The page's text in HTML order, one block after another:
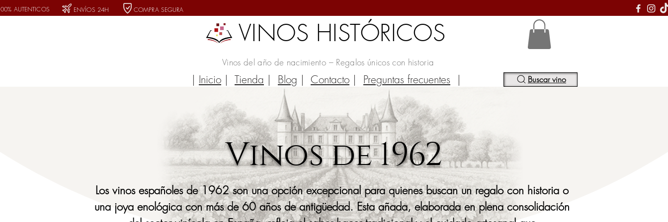
VINOS HISTÓRICOS
Vinos del año de nacimiento – Regalos únicos con historia
AUTENTICOS ENVÍOS 24H COMPRA SEGURA
| Inicio | Tienda | Blog | Contacto | Preguntas frecuentes | Buscar vino
Vinos de 1962
Los vinos españoles de 1962 son una opción excepcional para quienes buscan un regalo con historia o
una joya enológica con más de 60 años de antigüedad. Esta añada, elaborada en plena consolidación